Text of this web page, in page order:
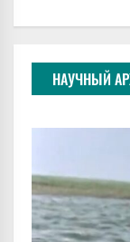
НАУЧНЫЙ